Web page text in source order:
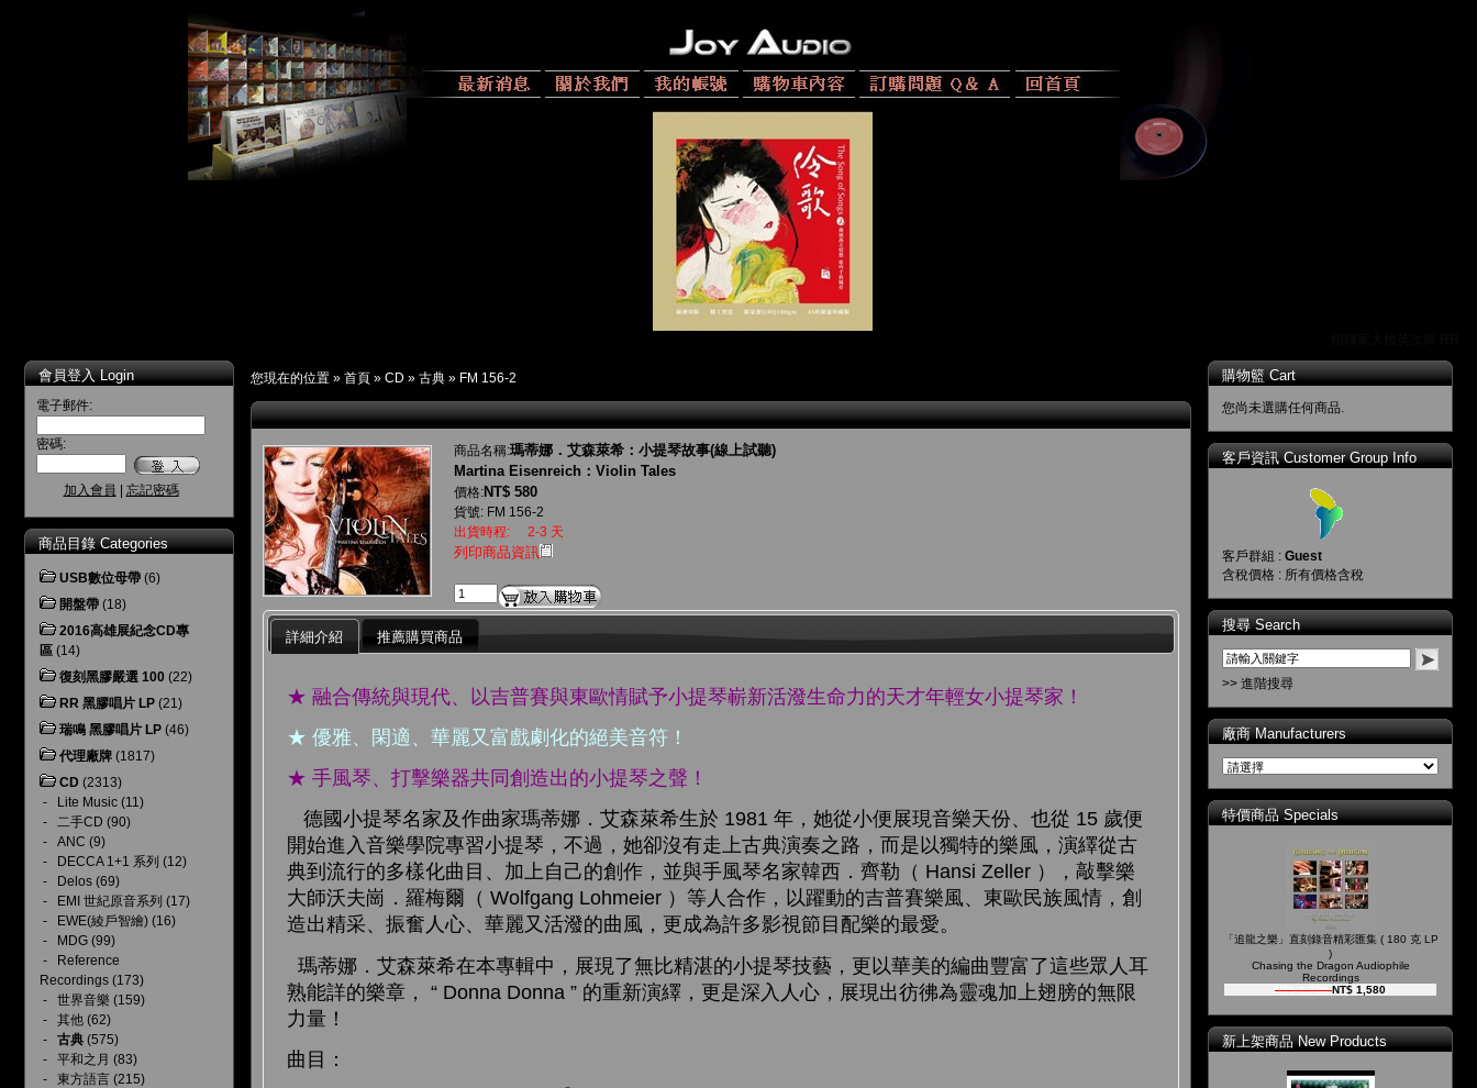
會員登入 Login
電子郵件:
密碼:
加入會員 忘記密碼
商品目錄 Categories
USB數位母帶 (6)
開盤帶 (18)
2016高雄展紀念CD專
區 (14)
復刻黑膠嚴選 100 (22)
RR 黑膠唱片 LP (21)
瑞鳴 黑膠唱片 LP (46)
代理廠牌 (1817)
CD (2313)
-
Lite Music (11)
- 二手CD (90)
- ANC (9)
-
DECCA 1+1 系列 (12)
-
Delos (69)
-
EMI 世紀原音系列 (17)
-
EWE(綾戶智繪) (16)
-
MDG (99)
-
Reference
Recordings (173)
- 世界音樂 (159)
- 其他 (62)
- 古典 (575)
- 平和之月 (83)
- 東方語言 (215)
您現在的位置 » 首頁 » CD » 古典 » FM 156-2
商品名稱:瑪蒂娜．艾森萊希：小提琴故事(線上試聽)
Martina Eisenreich：Violin Tales
價格:NT$ 580
貨號: FM 156-2
出貨時程:
2-3 天
列印商品資訊
詳細介紹 推薦購買商品
★ 融合傳統與現代、以吉普賽與東歐情賦予小提琴嶄新活潑生命力的天才年輕女小提琴家！
★ 優雅、閑適、華麗又富戲劇化的絕美音符！
★ 手風琴、打擊樂器共同創造出的小提琴之聲 ！
德國小提琴名家及作曲家瑪蒂娜．艾森萊希生於 1981 年，她從小便展現音樂天份、也從 15 歲便
開始進入音樂學院專習小提琴，不過，她卻沒有走上古典演奏之路，而是以獨特的樂風，演繹從古
典到流行的多樣化曲目、加上自己的創作，並與手風琴名家韓西．齊勒（ Hansi Zeller ），敲擊樂
大師沃夫崗．羅梅爾（ Wolfgang Lohmeier ）等人合作，以躍動的吉普賽樂風、東歐民族風情，創
造出精采、振奮人心、華麗又活潑的曲風，更成為許多影視節目配樂的最愛。
瑪蒂娜．艾森萊希在本專輯中，展現了無比精湛的小提琴技藝，更以華美的編曲豐富了這些眾人耳
熟能詳的樂章， “ Donna Donna ” 的重新演繹，更是深入人心，展現出彷彿為靈魂加上翅膀的無限
力量！
曲目：
購物籃 Cart
您尚未選購任何商品.
客戶資訊 Customer Group Info
客戶群組 : Guest
含稅價格 : 所有價格含稅
搜尋 Search
>> 進階搜尋
廠商 Manufacturers
特價商品 Specials
「追龍之樂」直刻錄音精彩匯集 ( 180 克 LP
)
Chasing the Dragon Audiophile
Recordings
NT$ 1,700NT$ 1,580
新上架商品 New Products